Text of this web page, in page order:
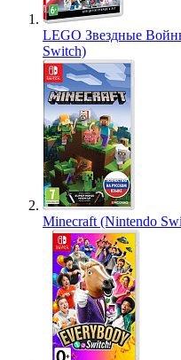
LEGO Звездные
Switch)
Minecraft (Nintendo